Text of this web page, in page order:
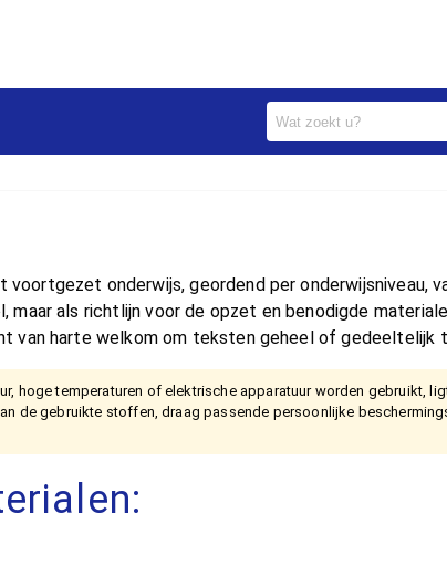
onderwijs, geordend per onderwijsniveau,
als richtlijn voor de opzet en benodigde
van harte welkom om teksten geheel of gedeeltelijk
hoge temperaturen of elektrische apparatuur worden gebruikt,
de gebruikte stoffen, draag passende persoonlijke